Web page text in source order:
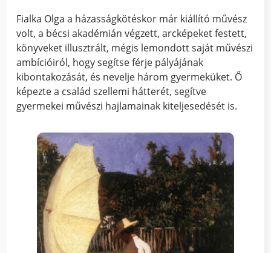
Fialka Olga a házasságkötéskor már kiállító művész
volt, a bécsi akadémián végzett, arcképeket festett,
könyveket illusztrált, mégis lemondott saját művészi
ambícióiról, hogy segítse férje pályájának
kibontakozását, és nevelje három gyermeküket. Ő
képezte a család szellemi hátterét, segítve
gyermekei művészi hajlamainak kiteljesedését is.